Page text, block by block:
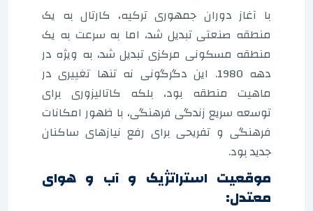
با آغاز دوران جمهوری ترکیه، کارتال به یک
منطقه صنعتی تبدیل شد، اما به سرعت به یک
منطقه مسکونی مرکزی تبدیل شد، به ویژه در
دهه 1980. این دگرگونی نه تنها تغییری در
ماهیت منطقه بود، بلکه کاتالیزوری برای
توسعه سریع زندگی فرهنگی، با ظهور امکانات
فرهنگی و تفریحی برای رفع نیازهای ساکنان
جدید بود.
موقعیت استراتژیک و آب و هوای
معتدل: